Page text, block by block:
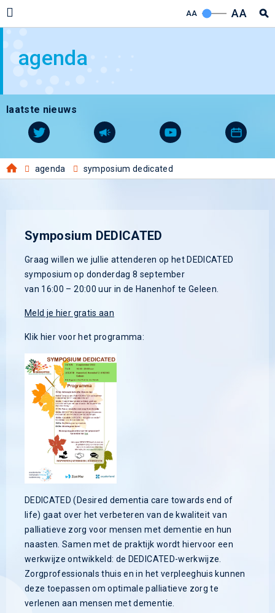
AA AA
agenda
laatste nieuws
agenda symposium dedicated
Symposium DEDICATED
Graag willen we jullie attenderen op het DEDICATED
symposium op donderdag 8 september
van 16:00 – 20:00 uur in de Hanenhof te Geleen.
Meld je hier gratis aan
Klik hier voor het programma:
DEDICATED (Desired dementia care towards end of
life) gaat over het verbeteren van de kwaliteit van
palliatieve zorg voor mensen met dementie en hun
naasten. Samen met de praktijk wordt hiervoor een
werkwijze ontwikkeld: de DEDICATED-werkwijze.
Zorgprofessionals thuis en in het verpleeghuis kunnen
deze toepassen om optimale palliatieve zorg te
verlenen aan mensen met dementie.